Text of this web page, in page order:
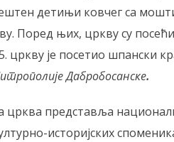
детињи ковчег са
Поред њих, цркву су
цркву је посетио шпански
Дабробосанске.
црква представља
историјских